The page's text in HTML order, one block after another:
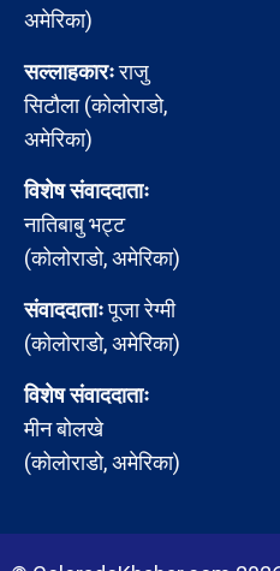
अमेरिका)
सल्लाहकारःराजु
सिटौला (कोलोराडो,
अमेरिका)
विशेष संवाददाताः
नातिबाबु भट्ट
(कोलोराडो, अमेरिका)
संवाददाताःपूजा रेग्मी
(कोलोराडो, अमेरिका)
विशेष संवाददाताः
मीन बोलखे
(कोलोराडो, अमेरिका)